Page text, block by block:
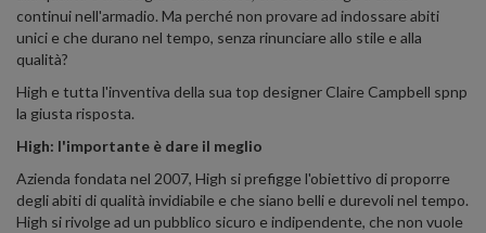
continui nell'armadio. Ma perché non provare ad indossare abiti
unici e che durano nel tempo, senza rinunciare allo stile e alla
qualità?
High e tutta l'inventiva della sua top designer Claire Campbell spnp
la giusta risposta.
High: l'importante è dare il meglio
Azienda fondata nel 2007, High si prefigge l'obiettivo di proporre
degli abiti di qualità invidiabile e che siano belli e durevoli nel tempo.
High si rivolge ad un pubblico sicuro e indipendente, che non vuole